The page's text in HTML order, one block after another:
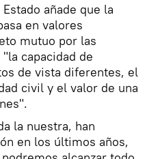
añade que la
en valores
mutuo por las
capacidad de
de vista diferentes, el
civil y el valor de una
la nuestra, han
en los últimos años,